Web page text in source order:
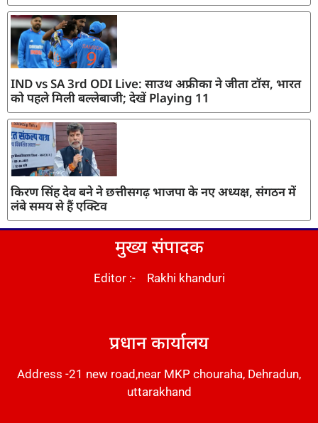
IND vs SA 3rd ODI Live: साउथ अफ्रीका ने जीता टॉस, भारत
को पहले मिली बल्लेबाजी; देखें Playing 11
किरण सिंह देव बने ने छत्तीसगढ़ भाजपा के नए अध्यक्ष, संगठन में
लंबे समय से हैं एक्टिव
मुख्य संपादक
Editor :- Rakhi khanduri
प्रधान कार्यालय
Address -21 new road,near MKP chouraha, Dehradun,
uttarakhand